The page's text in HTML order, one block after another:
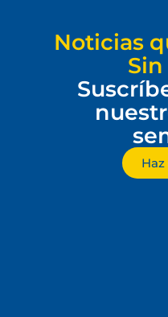
Noticias